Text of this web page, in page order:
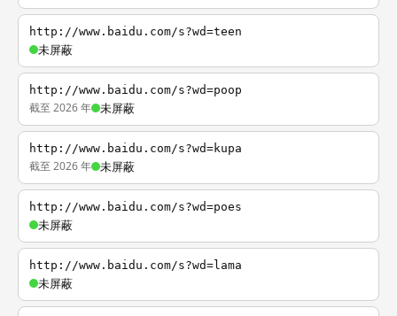
http://www.baidu.com/s?wd=teen
未屏蔽
http://www.baidu.com/s?wd=poop
截至 2026 年 未屏蔽
http://www.baidu.com/s?wd=kupa
截至 2026 年 未屏蔽
http://www.baidu.com/s?wd=poes
未屏蔽
http://www.baidu.com/s?wd=lama
未屏蔽